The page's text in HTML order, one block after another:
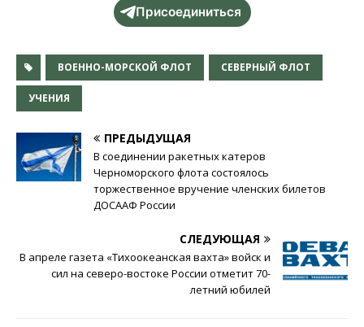
Присоединиться
ВОЕННО-МОРСКОЙ ФЛОТ СЕВЕРНЫЙ ФЛОТ
УЧЕНИЯ
ПРЕДЫДУЩАЯ
В соединении ракетных катеров
Черноморского флота состоялось
торжественное вручение членских билетов
ДОСААФ России
СЛЕДУЮЩАЯ
В апреле газета «Тихоокеанская вахта» войск и
сил на северо-востоке России отметит 70-
летний юбилей